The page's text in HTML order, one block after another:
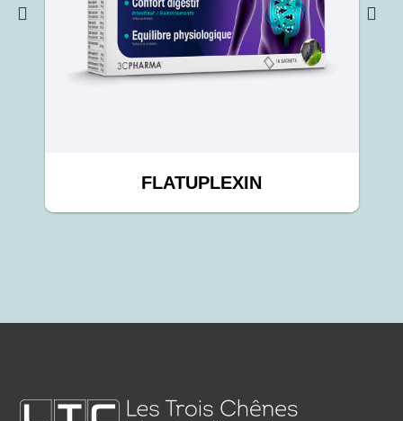
FLATUPLEXIN